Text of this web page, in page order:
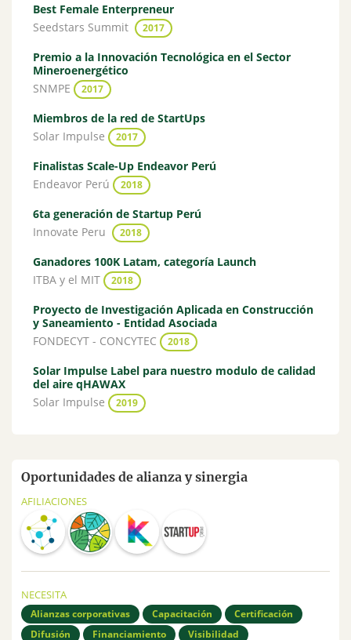
Best Female Enterpreneur
Seedstars Summit
2017
Premio a la Innovación Tecnológica en el Sector
Mineroenergético
SNMPE
2017
Miembros de la red de StartUps
Solar Impulse
2017
Finalistas Scale-Up Endeavor Perú
Endeavor Perú
2018
6ta generación de Startup Perú
Innovate Peru
2018
Ganadores 100K Latam, categoría Launch
ITBA y el MIT
2018
Proyecto de Investigación Aplicada en Construcción
y Saneamiento - Entidad Asociada
FONDECYT - CONCYTEC
2018
Solar Impulse Label para nuestro modulo de calidad
del aire qHAWAX
Solar Impulse
2019
Oportunidades de alianza y sinergia
AFILIACIONES
NECESITA
Alianzas corporativas Capacitación
Certificación
Difusión
Financiamiento Visibilidad